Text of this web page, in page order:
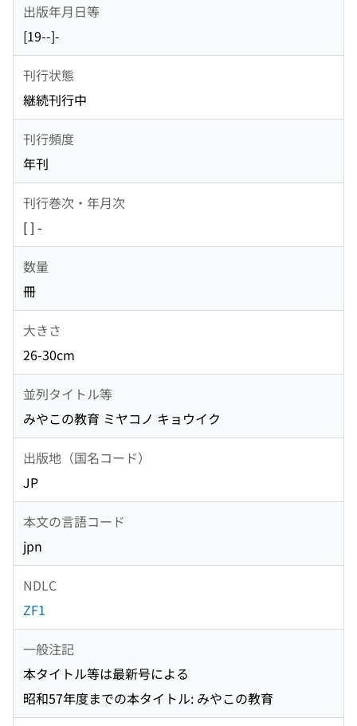
出版年月日等
[19--]-
刊行状態
継続刊行中
刊行頻度
年刊
刊行巻次・年月次
[ ] -
数量
冊
大きさ
26-30cm
並列タイトル等
みやこの教育 ミヤコノ キョウイク
出版地（国名コード）
JP
本文の言語コード
jpn
NDLC
ZF1
一般注記
本タイトル等は最新号による
昭和57年度までの本タイトル: みやこの教育